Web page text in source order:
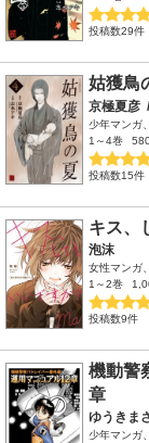
投稿数29件
姑獲鳥
京極夏彦 /
少年マンガ
1～4巻
投稿数15件
キス、
泡沫
女性マンガ
1～2巻
投稿数9件
機動警
章
ゆうきま
少年マンガ